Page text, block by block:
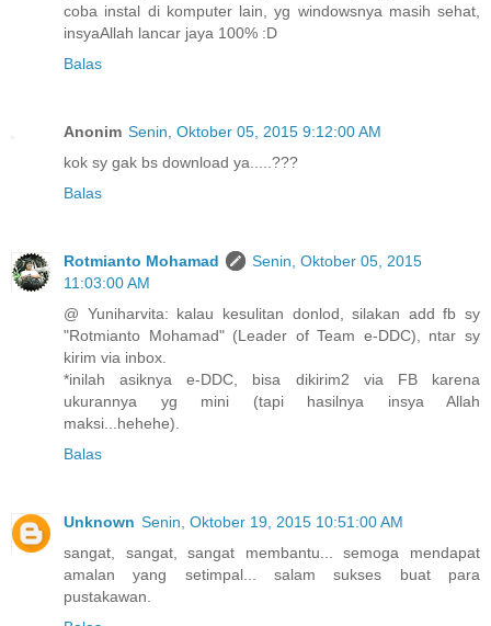
coba instal di komputer lain, yg windowsnya masih sehat,
insyaAllah lancar jaya 100% :D
Balas
Anonim Senin, Oktober 05, 2015 9:12:00 AM
kok sy gak bs download ya.....???
Balas
Rotmianto Mohamad
Senin, Oktober 05, 2015
11:03:00 AM
@ Yuniharvita: kalau kesulitan donlod, silakan add fb sy
"Rotmianto Mohamad" (Leader of Team e-DDC), ntar sy
kirim via inbox.
*inilah asiknya e-DDC, bisa dikirim2 via FB karena
ukurannya yg mini (tapi hasilnya insya Allah
maksi...hehehe).
Balas
Unknown Senin, Oktober 19, 2015 10:51:00 AM
sangat, sangat, sangat membantu... semoga mendapat
amalan yang setimpal... salam sukses buat para
pustakawan.